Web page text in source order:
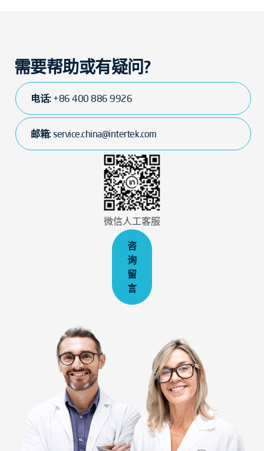
需要帮助或有疑问?
电话: +86 400 886 9926
邮箱:service.china@intertek.com
微信人工客服
咨
询
留
言